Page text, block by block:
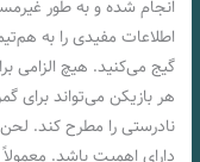
انجام شده و به طور
اطلاعات مفیدی را به
گیج می‌کنید. هیچ الزامی
هر بازیکن می‌تواند برای
نادرستی را مطرح کند.
دارای اهمیت باشد.